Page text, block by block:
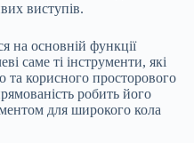
виступів.
на основній функції
саме ті інструменти, які
та корисного просторового
робить його
для широкого кола